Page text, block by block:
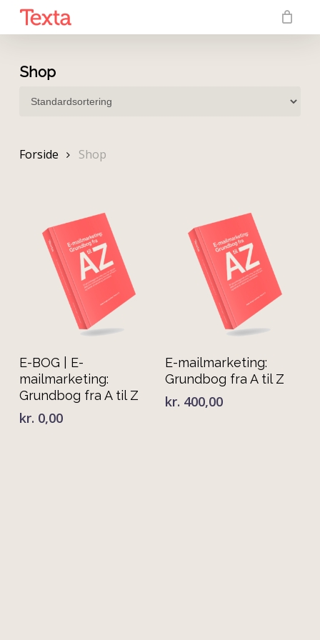
Skip
Shop
Forside Shop
Tilføj Til Kurv
E-BOG | E-
mailmarketing:
Grundbog fra A til Z
kr. 0,00
Tilføj Til Kurv
E-mailmarketing:
Grundbog fra A til Z
kr. 400,00